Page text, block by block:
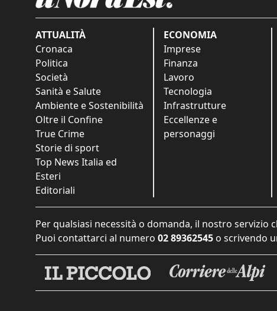
ATTUALITÀ
Cronaca
Politica
Società
Sanità e Salute
Ambiente e Sostenibilità
Oltre il Confine
True Crime
Storie di sport
Top News Italia ed
Esteri
Editoriali
ECONOMIA
Imprese
Finanza
Lavoro
Tecnologia
Infrastrutture
Eccellenze e
personaggi
Per qualsiasi necessità o domanda, il nostro servizio
Puoi contattarci al numero 02 89362545 o scrivendo